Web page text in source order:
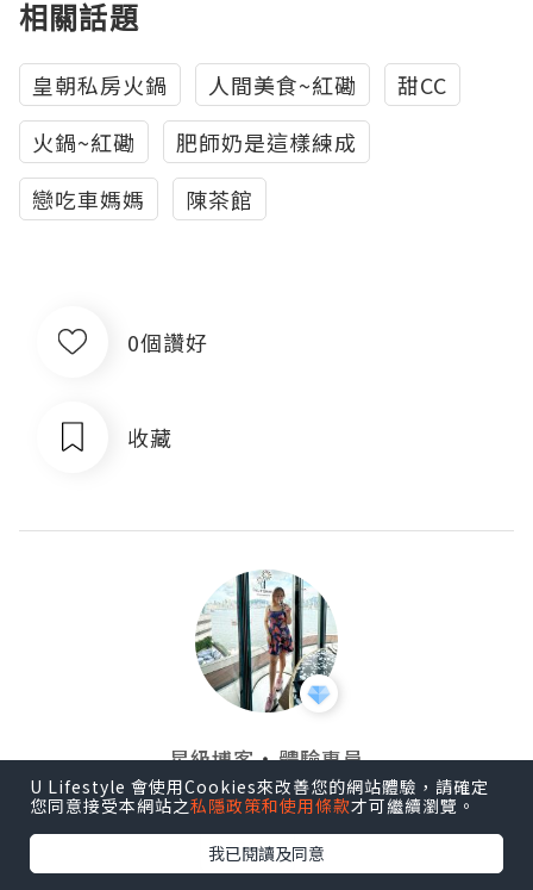
U Lifestyle 會使用Cookies來改善您的網站體驗，請確定
您同意接受本網站之私隱政策和使用條款才可繼續瀏覽。
我已閱讀及同意
相關話題
皇朝私房火鍋 人間美食~紅磡
甜CC
火鍋~紅磡
肥師奶是這樣練成
戀吃車媽媽
陳茶館
0個讚好
收藏
星級博客・體驗專員
戀吃車媽媽
追蹤